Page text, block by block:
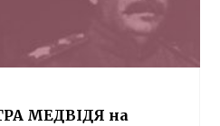
МЕДВІДЯ на